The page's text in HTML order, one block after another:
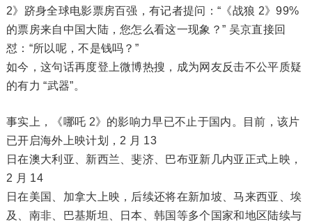
2》跻身全球电影票房百强，有记者提问：“《战狼 2》99%
的票房来自中国大陆，您怎么看这一现象？” 吴京直接回
怼：“所以呢，不是钱吗？”
如今，这句话再度登上微博热搜，成为网友反击不公平质疑
的有力 “武器”。
事实上，《哪吒 2》的影响力早已不止于国内。目前，该片
已开启海外上映计划，2 月 13
日在澳大利亚、新西兰、斐济、巴布亚新几内亚正式上映，
2 月 14
日在美国、加拿大上映，后续还将在新加坡、马来西亚、埃
及、南非、巴基斯坦、日本、韩国等多个国家和地区陆续与